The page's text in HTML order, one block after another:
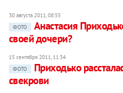
30 августа 2011, 08:55
ФОТО
Анастасия
своей дочери?
15 сентября 2011, 11:34
ФОТО
Приходько
свекрови